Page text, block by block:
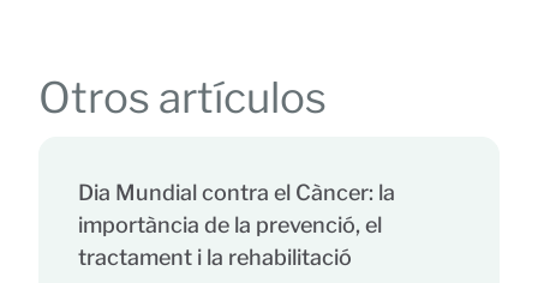
Otros artículos
Dia Mundial contra el Càncer: la
importància de la prevenció, el
tractament i la rehabilitació